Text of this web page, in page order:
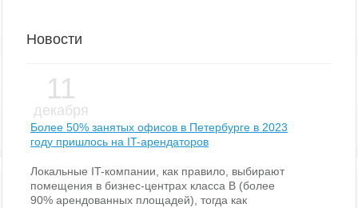
Новости
11
декабря
Более 50% занятых офисов в Петербурге в 2023
году пришлось на IT-арендаторов
Локальные IT-компании, как правило, выбирают
помещения в бизнес-центрах класса В (более
90% арендованных площадей), тогда как